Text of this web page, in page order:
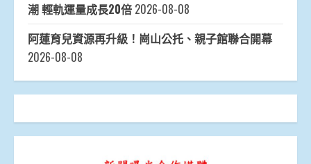
潮 輕軌運量成長20倍 2026-08-08
阿蓮育兒資源再升級！崗山公托、親子館聯合開幕
2026-08-08